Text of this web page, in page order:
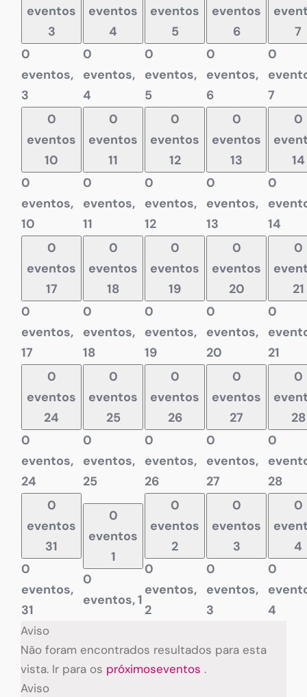
eventos
3
0
eventos,
3
eventos
4
0
eventos,
4
eventos
5
0
eventos,
5
eventos
6
0
eventos,
6
7
0
7
0
eventos
10
0
eventos,
10
0
eventos
11
0
eventos,
11
0
eventos
12
0
eventos,
12
0
eventos
13
0
eventos,
13
0
14
0
14
0
eventos
17
0
eventos,
17
0
eventos
18
0
eventos,
18
0
eventos
19
0
eventos,
19
0
eventos
20
0
eventos,
20
0
21
0
21
0
eventos
24
0
eventos,
24
0
eventos
25
0
eventos,
25
0
eventos
26
0
eventos,
26
0
eventos
27
0
eventos,
27
0
28
0
28
0
eventos
31
0
eventos,
31
0
eventos
1
0
eventos,1
0
eventos
2
0
eventos,
2
0
eventos
3
0
eventos,
3
0
4
0
4
Aviso
Não foram encontrados resultados para esta
vista. Ir para os próximoseventos .
Aviso